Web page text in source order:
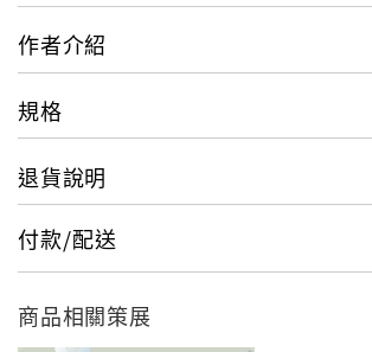
● 專業又正確的真人示範
還是有很大的差別，本書是由真人示範
性。特別邀請的監修者更具有美國瑜伽
資格，讓本書內容更完善。
● 美麗的修鍊，跨越流派
瑜伽是個老少咸宜的運動，民眾可以從各
難度中挑選適合自己的課程。隨著學習瑜
作者介紹
規格
退貨說明
付款/配送
商品相關策展